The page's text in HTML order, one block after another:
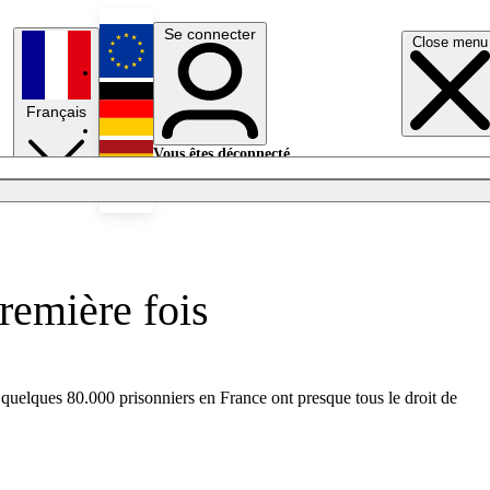
Close menu
Français
English
Deutsch
Se connecter
Vous êtes déconnecté.
fois
80.000 prisonniers en France ont presque tous le droit de